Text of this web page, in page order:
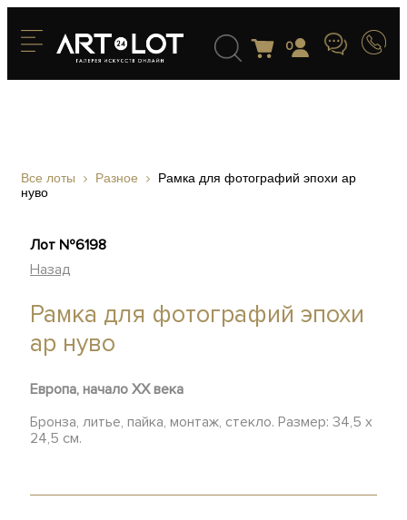
0
Все лоты Разное
Рамка для фотографий эпохи ар
нуво
Лот №6198
Назад
Рамка для фотографий эпохи
ар нуво
Европа, начало XX века
Бронза, литье, пайка, монтаж, стекло. Размер: 34,5 х
24,5 см.